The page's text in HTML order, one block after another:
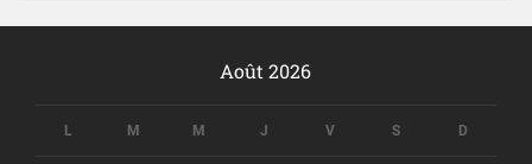
Août 2026
L M M J V S D